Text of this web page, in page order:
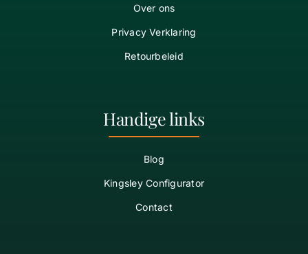
Over ons
Privacy Verklaring
Retourbeleid
Handige links
Blog
Kingsley Configurator
Contact